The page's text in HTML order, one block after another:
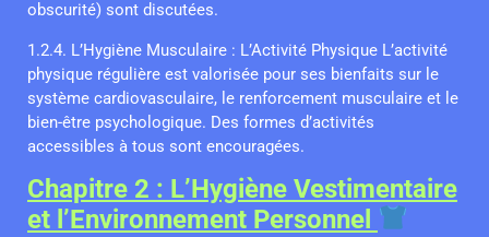
obscurité) sont discutées.
1.2.4. L’Hygiène Musculaire : L’Activité Physique L’activité
physique régulière est valorisée pour ses bienfaits sur le
système cardiovasculaire, le renforcement musculaire et le
bien-être psychologique. Des formes d’activités
accessibles à tous sont encouragées.
Chapitre 2 : L’Hygiène Vestimentaire
et l’Environnement Personnel